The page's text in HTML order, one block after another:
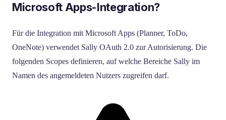
Microsoft Apps-Integration?
Für die Integration mit Microsoft Apps (Planner, ToDo,
OneNote) verwendet Sally OAuth 2.0 zur Autorisierung. Die
folgenden Scopes definieren, auf welche Bereiche Sally im
Namen des angemeldeten Nutzers zugreifen darf.